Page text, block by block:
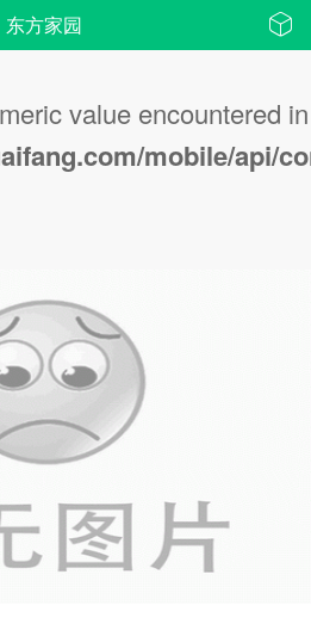
value encountered in
mobile/api/
东方家园